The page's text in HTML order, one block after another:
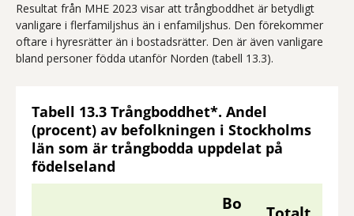
Resultat från MHE 2023 visar att trångboddhet är betydligt
vanligare i flerfamiljshus än i enfamiljshus. Den förekommer
oftare i hyresrätter än i bostadsrätter. Den är även vanligare
bland personer födda utanför Norden (tabell 13.3).
Tabell 13.3 Trångboddhet*. Andel
(procent) av befolkningen i Stockholms
län som är trångbodda uppdelat på
födelseland
Bo